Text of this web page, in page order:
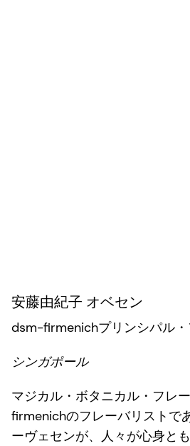
安藤由紀子 オベセン
dsm-firmenichプリンシパル・
シンガポール
マジカル・ボタニカル・フレ
firmenichのフレーバリストで
ーヴェセンが、人々が心身と